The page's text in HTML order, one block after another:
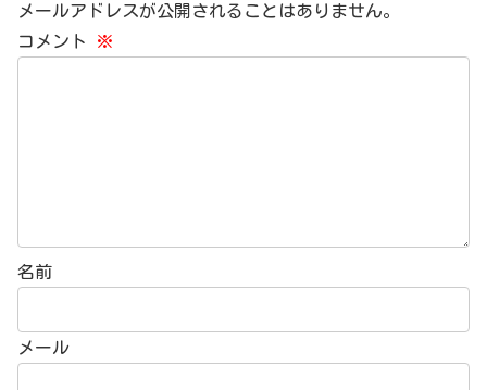
メールアドレスが公開されることはありません。
コメント
※
名前
メール